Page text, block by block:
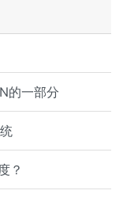
的一部分
？